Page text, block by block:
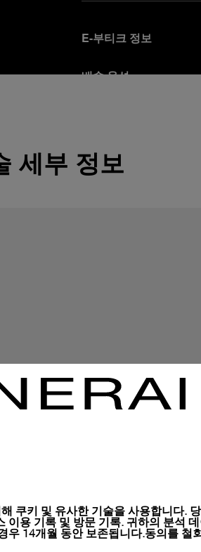
E-부티크 정보
배송 옵션
반품 정책
파네라이는 고객님의 만
시, 선물 메시지 포함 항
자세히 보기
세부 정보
쿠키 및 유사한 기술을 사용합니다.
이용 기록 및 방문 기록. 귀하의 분석
14개월 동안 보존됩니다.동의를 철